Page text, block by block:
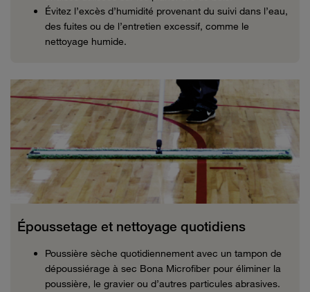
Évitez l’excès d’humidité provenant du suivi dans l’eau,
des fuites ou de l’entretien excessif, comme le
nettoyage humide.
Époussetage et nettoyage quotidiens
Poussière sèche quotidiennement avec un tampon de
dépoussiérage à sec Bona Microfiber pour éliminer la
poussière, le gravier ou d’autres particules abrasives.